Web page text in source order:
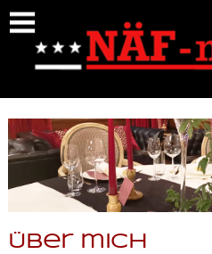
https://naef-metzgerei.ch/uebermich
Über mich